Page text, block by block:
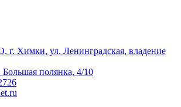
г. Химки, ул. Ленинградская, владение
Большая полянка, 4/10